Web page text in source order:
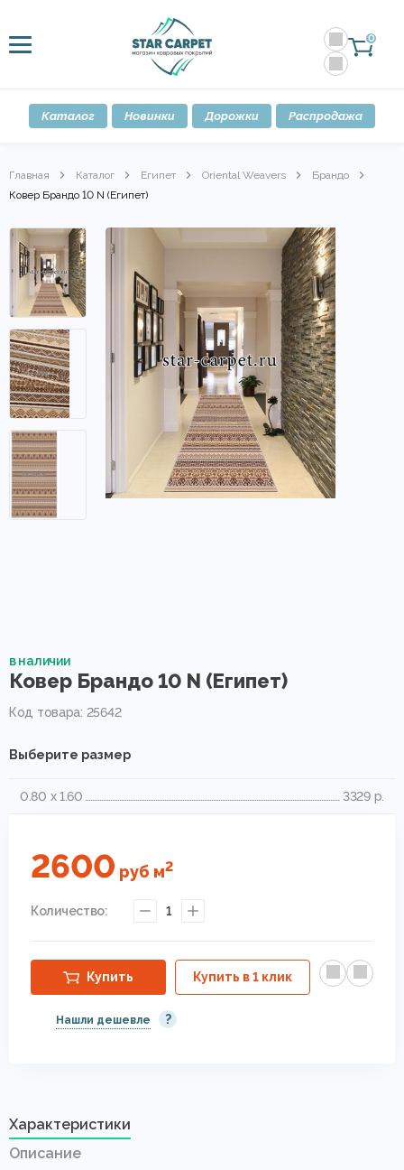
0
Каталог Новинки Дорожки Распродажа
Главная Каталог Египет Oriental Weavers
Брандо
Ковер Брандо 10 N (Египет)
в наличии
Ковер Брандо 10 N (Египет)
Код товара: 25642
Выберите размер
0.80 x 1.60 3329 р.
2600 руб м2
Количество: 1
Купить Купить в 1 клик
Нашли дешевле ?
Характеристики
Описание